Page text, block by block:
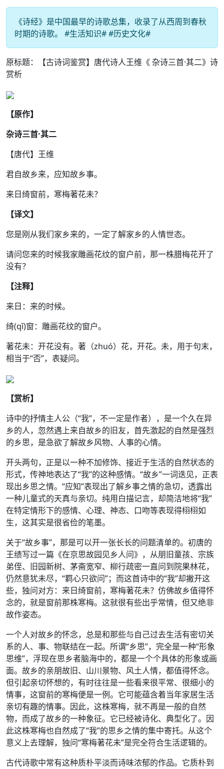
《诗经》是中国最早的诗歌总集，收录了从西周到春秋
时期的诗歌。 #生活知识# #历史文化#
原标题：【古诗词鉴赏】唐代诗人王维《​ 杂诗三首·其二​》诗
赏析
【原作】
杂诗三首·其二
【唐代】王维
君自故乡来，应知故乡事。
来日绮窗前，寒梅著花未？
【译文】
您是刚从我们家乡来的，一定了解家乡的人情世态。
请问您来的时候我家雕画花纹的窗户前，那一株腊梅花开了
没有？
【注释】
来日：来的时候。
绮(qǐ)窗：雕画花纹的窗户。
著花未：开花没有。著（zhuó）花，开花。未，用于句末，
相当于“否”，表疑问。
【赏析】
诗中的抒情主人公（“我”，不一定是作者），是一个久在异
乡的人，忽然遇上来自故乡的旧友，首先激起的自然是强烈
的乡思，是急欲了解故乡风物、人事的心情。
开头两句，正是以一种不加修饰、接近于生活的自然状态的
形式，传神地表达了“我”的这种感情。“故乡”一词迭见，正表
现出乡思之情。“应知”表现出了解乡事之情的急切，透露出
一种儿童式的天真与亲切。纯用白描记言，却简洁地将“我”
在特定情形下的感情、心理、神态、口吻等表现得栩栩如
生，这其实是很省俭的笔墨。
关于“故乡事”，那是可以开一张长长的问题清单的。初唐的
王绩写过一篇《在京思故园见乡人问》，从朋旧童孩、宗族
弟侄、旧园新树、茅斋宽窄、柳行疏密一直问到院果林花，
仍然意犹未尽，“羁心只欲问”；而这首诗中的“我”却撇开这
些，独问对方：来日绮窗前，寒梅著花未？仿佛故乡值得怀
念的，就是窗前那株寒梅。这就很有些出乎常情，但又绝非
故作姿态。
一个人对故乡的怀念，总是和那些与自己过去生活有密切关
系的人、事、物联结在一起。所谓“乡思”，完全是一种“形象
思维”，浮现在思乡者脑海中的，都是一个个具体的形象或画
面。故乡的亲朋故旧、山川景物、风土人情，都值得怀念。
但引起亲切怀想的，有时往往是一些看来很平常、很细小的
情事，这窗前的寒梅便是一例。它可能蕴含着当年家居生活
亲切有趣的情事。因此，这株寒梅，就不再是一般的自然
物，而成了故乡的一种象征。它已经被诗化、典型化了。因
此这株寒梅也自然成了“我”的思乡之情的集中寄托。从这个
意义上去理解，独问“寒梅著花未”是完全符合生活逻辑的。
古代诗歌中常有这种质朴平淡而诗味浓郁的作品。它质朴到